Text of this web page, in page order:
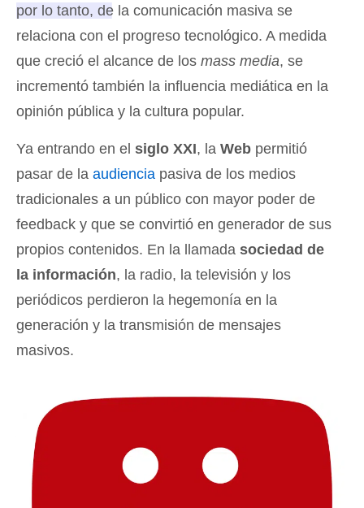
por lo tanto, de la comunicación masiva se
relaciona con el progreso tecnológico. A medida
que creció el alcance de los mass media, se
incrementó también la influencia mediática en la
opinión pública y la cultura popular.
Ya entrando en el siglo XXI, la Web permitió
pasar de la audiencia pasiva de los medios
tradicionales a un público con mayor poder de
feedback y que se convirtió en generador de sus
propios contenidos. En la llamada sociedad de
la información, la radio, la televisión y los
periódicos perdieron la hegemonía en la
generación y la transmisión de mensajes
masivos.